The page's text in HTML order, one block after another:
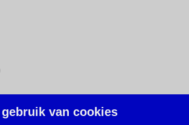
(104)
van cookies